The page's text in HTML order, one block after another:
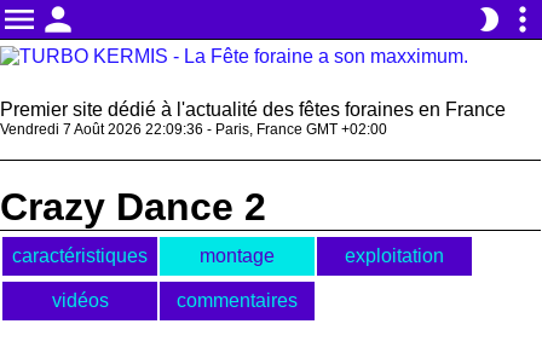
menu person brightness_2 more_vert
Premier site dédié à l'actualité des fêtes foraines en France
Vendredi 7 Août 2026 22:09:37 - Paris, France GMT +02:00
Crazy Dance 2
caractéristiques montage exploitation
vidéos commentaires